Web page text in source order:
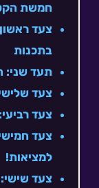
חמשת
צעד
בתכנות
תעד שני:
צעד
צעד
צעד
למציאות!
צעד